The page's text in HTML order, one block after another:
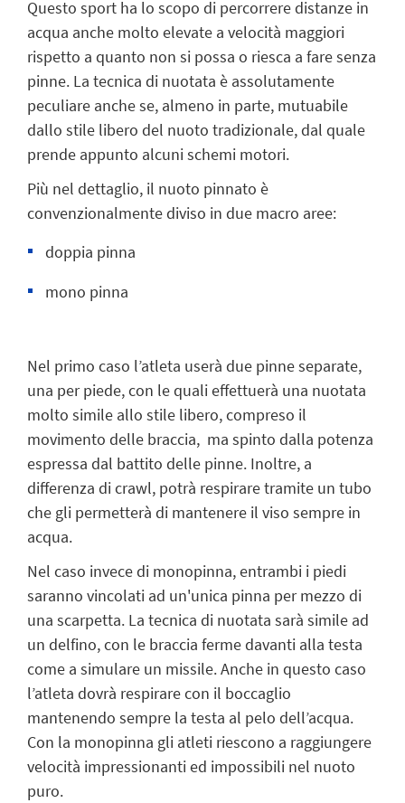
Questo sport ha lo scopo di percorrere distanze in
acqua anche molto elevate a velocità maggiori
rispetto a quanto non si possa o riesca a fare senza
pinne. La tecnica di nuotata è assolutamente
peculiare anche se, almeno in parte, mutuabile
dallo stile libero del nuoto tradizionale, dal quale
prende appunto alcuni schemi motori.
Più nel dettaglio, il nuoto pinnato è
convenzionalmente diviso in due macro aree:
doppia pinna
mono pinna
Nel primo caso l’atleta userà due pinne separate,
una per piede, con le quali effettuerà una nuotata
molto simile allo stile libero, compreso il
movimento delle braccia, ma spinto dalla potenza
espressa dal battito delle pinne. Inoltre, a
differenza di crawl, potrà respirare tramite un tubo
che gli permetterà di mantenere il viso sempre in
acqua.
Nel caso invece di monopinna, entrambi i piedi
saranno vincolati ad un'unica pinna per mezzo di
una scarpetta. La tecnica di nuotata sarà simile ad
un delfino, con le braccia ferme davanti alla testa
come a simulare un missile. Anche in questo caso
l’atleta dovrà respirare con il boccaglio
mantenendo sempre la testa al pelo dell’acqua.
Con la monopinna gli atleti riescono a raggiungere
velocità impressionanti ed impossibili nel nuoto
puro.